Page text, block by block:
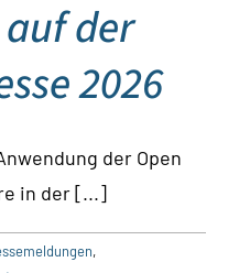
der
2026
der Open
in der [...]
,